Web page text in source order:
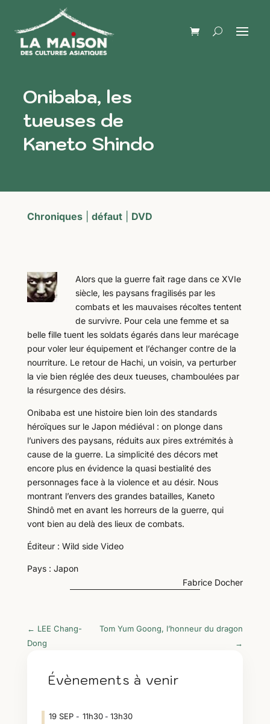
Onibaba, les
tueuses de
Kaneto Shindo
Chroniques| défaut| DVD
Alors que la guerre fait rage dans ce XVIe
siècle, les paysans fragilisés par les
combats et les mauvaises récoltes tentent
de survivre. Pour cela une femme et sa
belle fille tuent les soldats égarés dans leur marécage
pour voler leur équipement et l’échanger contre de la
nourriture. Le retour de Hachi, un voisin, va perturber
la vie bien réglée des deux tueuses, chamboulées par
la résurgence des désirs.
Onibaba est une histoire bien loin des standards
héroïques sur le Japon médiéval : on plonge dans
l’univers des paysans, réduits aux pires extrémités à
cause de la guerre. La simplicité des décors met
encore plus en évidence la quasi bestialité des
personnages face à la violence et au désir. Nous
montrant l’envers des grandes batailles, Kaneto
Shindô met en avant les horreurs de la guerre, qui
vont bien au delà des lieux de combats.
Éditeur : Wild side Video
Pays : Japon
Fabrice Docher
← LEE Chang-
Dong
Tom Yum Goong, l’honneur du dragon
→
Évènements à venir
19 SEP 11h30- 13h30